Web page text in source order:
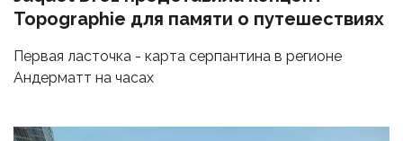
Topographie для памяти о путешествиях
Первая ласточка - карта серпантина в регионе
Андерматт на часах